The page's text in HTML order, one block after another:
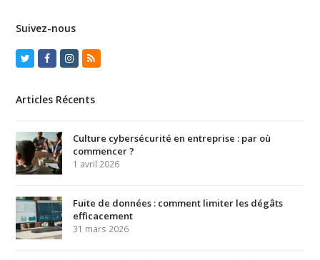
Suivez-nous
TwitterFacebook
Instagram
RSS
Articles Récents
Culture cybersécurité en entreprise : par où
commencer ?
1 avril 2026
Fuite de données : comment limiter les dégâts
efficacement
31 mars 2026